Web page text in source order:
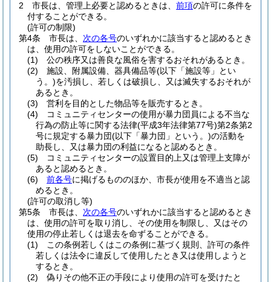
2
市長は、管理上必要と認めるときは、 前項の許可に条件を
付することができる。
(許可の制限)
第4条
市長は、 次の各号のいずれかに該当すると認めるとき
は、使用の許可をしないことができる。
(1)
公の秩序又は善良な風俗を害するおそれがあるとき。
(2)
施設、附属設備、器具備品等(以下「施設等」とい
う。)を汚損し、若しくは破損し、又は滅失するおそれが
あるとき。
(3)
営利を目的とした物品等を販売するとき。
(4)
コミュニティセンターの使用が暴力団員による不当な
行為の防止等に関する法律(平成3年法律第77号)第2条第2
号に規定する暴力団(以下「暴力団」という。)の活動を
助長し、又は暴力団の利益になると認めるとき。
(5)
コミュニティセンターの設置目的上又は管理上支障が
あると認めるとき。
(6)
前各号に掲げるもののほか、市長が使用を不適当と認
めるとき。
(許可の取消し等)
第5条
市長は、 次の各号のいずれかに該当すると認めるとき
は、使用の許可を取り消し、その使用を制限し、又はその
使用の停止若しくは退去を命ずることができる。
(1)
この条例若しくはこの条例に基づく規則、許可の条件
若しくは法令に違反して使用したとき又は使用しようと
するとき。
(2)
偽りその他不正の手段により使用の許可を受けたと